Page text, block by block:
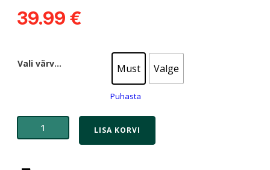
39.99 €
Vali värv... Must Valge
Puhasta
LISA KORVI